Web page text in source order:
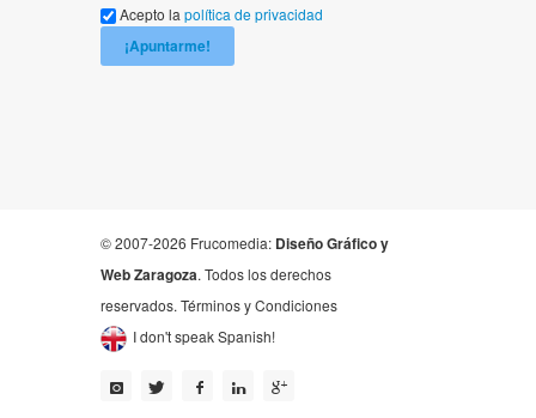
Acepto la política de privacidad
¡Apuntarme!
© 2007-2026 Frucomedia: Diseño Gráfico y
Web Zaragoza. Todos los derechos
reservados. Términos y Condiciones
I don't speak Spanish!